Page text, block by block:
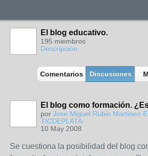
El blog educativo.
195 miembros
Descripción
Comentarios Discusiones
El blog como formación.
por José Miguel Rubio Martínez-
TICDEPLATA-
10 May 2008
Se cuestiona la posibilidad del blog